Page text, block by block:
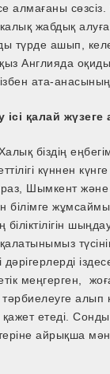
алмағаны
жабдық
түрде ашып,
Англияда
ата-
қалай жүзеге
біздің
күннен
Шымкент
білімге
меңгерген,
етеді.
айрықша мән